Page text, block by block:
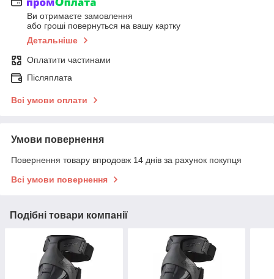
Ви отримаєте замовлення
або гроші повернуться на вашу картку
Детальніше
Оплатити частинами
Післяплата
Всі умови оплати
Умови повернення
Повернення товару впродовж 14 днів за рахунок покупця
Всі умови повернення
Подібні товари компанії